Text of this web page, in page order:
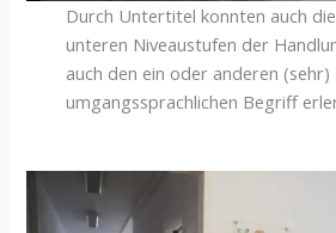
Durch Untertitel konnten auch
unteren Niveaustufen der
auch den ein oder anderen (sehr)
umgangssprachlichen Begriff